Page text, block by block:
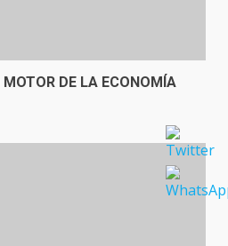
DE LA ECONOMÍA